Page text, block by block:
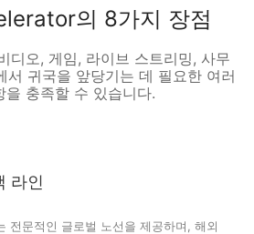
의 8가지 장점
디오, 게임, 라이브 스트리밍, 사무
서 귀국을 앞당기는 데 필요한 여러
을 충족할 수 있습니다.
라인
전문적인 글로벌 노선을 제공하며, 해외